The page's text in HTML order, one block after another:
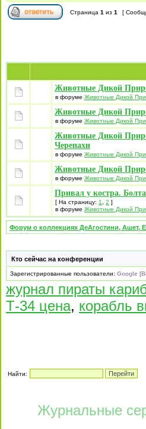
Страница 1 из 1 [
Животные Дикой
в форуме Животные Дикой
Животные Дикой
в форуме Животные Дикой
Животные Дикой
Черепахи
в форуме Животные Дикой
Животные Дикой
в форуме Животные Дикой
Привал у костра.
[ На страницу: 1 2 ]
в форуме Животные Дикой
Форум о коллекциях ДеАгостини, Ашет,
Кто сейчас на конференции
Зарегистрированные пользователи: Google
журнал пираты
Т-34 цена, корабль
Найти:
Журнальные